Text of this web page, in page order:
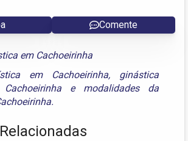
Comente
em Cachoeirinha
em Cachoeirinha, ginástica
e modalidades da